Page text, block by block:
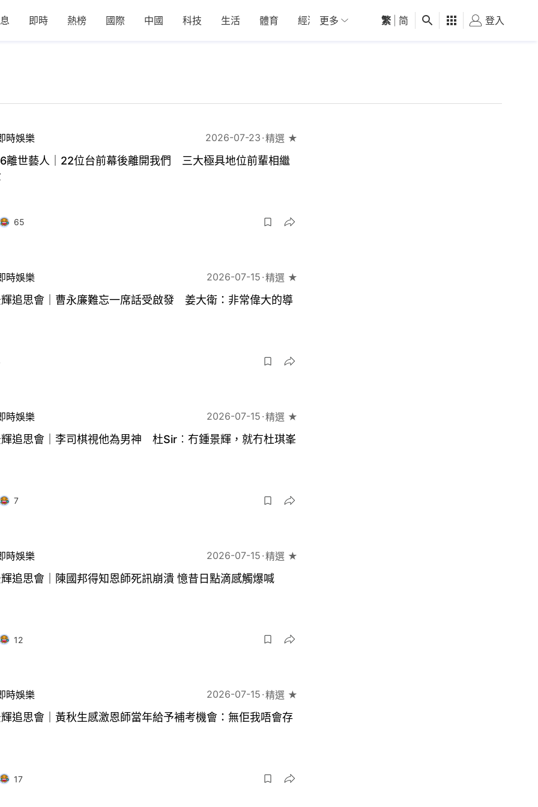
即時 熱榜 國際 中國 科技 生活 體育 經濟 01深圳 觀點 健康 好食玩飛
更多 繁 简 登入
時娛樂 2026-07-23 精選 ★
離世藝人｜22位台前幕後離開我們 三大極具地位前輩相繼
65
時娛樂 2026-07-15 精選 ★
追思會｜曹永廉難忘一席話受啟發 姜大衛：非常偉大的導
時娛樂 2026-07-15 精選 ★
追思會｜李司棋視他為男神 杜Sir︰冇鍾景輝，就冇杜琪峯
7
時娛樂 2026-07-15 精選 ★
鍾景輝追思會｜陳國邦得知恩師死訊崩潰 憶昔日點滴感觸爆喊
12
時娛樂 2026-07-15 精選 ★
追思會｜黃秋生感激恩師當年給予補考機會：無佢我唔會存
17